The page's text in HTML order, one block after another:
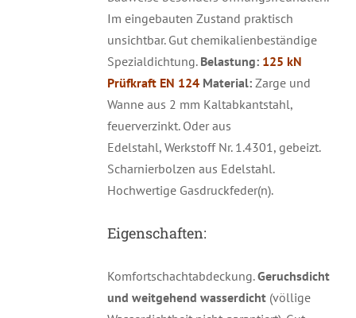
Im eingebauten Zustand praktisch
unsichtbar. Gut chemikalienbeständige
Spezialdichtung. Belastung: 125 kN
Prüfkraft EN 124 Material:Zarge und
Wanne aus 2 mm Kaltabkantstahl,
feuerverzinkt. Oder aus
Edelstahl, Werkstoff Nr. 1.4301, gebeizt.
Scharnierbolzen aus Edelstahl.
Hochwertige Gasdruckfeder(n).
Eigenschaften:
Komfortschachtabdeckung.Geruchsdicht
und weitgehend wasserdicht(völlige